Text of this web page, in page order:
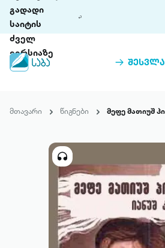
გადადი
საიტის
ძველ
ვერსიაზე
შესვლა
თინეთი 9 ციფრულ
ჩვენ შესახებ
პაკეტები
მთავარი წიგნები მეფე მათიუშ